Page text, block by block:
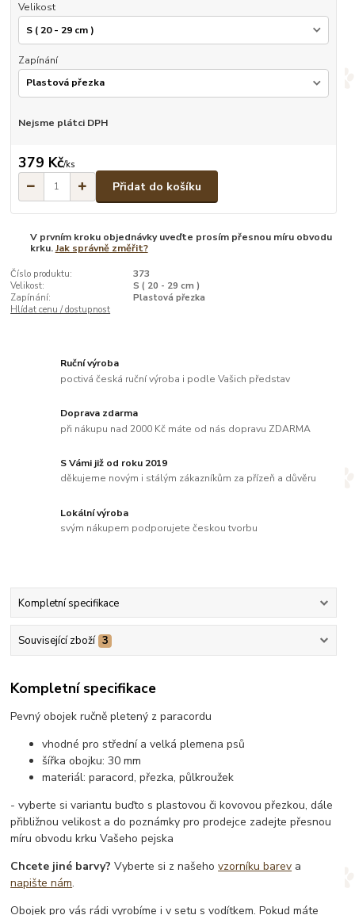
Velikost
Zapínání
Nejsme plátci DPH
379 Kč/ks
Přidat do košíku
V prvním kroku objednávky uveďte prosím přesnou míru obvodu
krku.Jak správně změřit?
Číslo produktu:
373
Velikost:
S ( 20 - 29 cm )
Zapínání:
Plastová přezka
Hlídat cenu / dostupnost
Ruční výroba
poctivá česká ruční výroba i podle Vašich představ
Doprava zdarma
při nákupu nad 2000 Kč máte od nás dopravu ZDARMA
S Vámi již od roku 2019
děkujeme novým i stálým zákazníkům za přízeň a důvěru
Lokální výroba
svým nákupem podporujete českou tvorbu
Kompletní specifikace
Související zboží 3
Kompletní specifikace
Pevný obojek ručně pletený z paracordu
vhodné pro střední a velká plemena psů
šířka obojku: 30 mm
materiál: paracord, přezka, půlkroužek
- vyberte si variantu buďto s plastovou či kovovou přezkou, dále
přibližnou velikost a do poznámky pro prodejce zadejte přesnou
míru obvodu krku Vašeho pejska
Chcete jiné barvy? Vyberte si z našehovzorníku barev a
napište nám.
Obojek pro vás rádi vyrobíme i v setu s vodítkem. Pokud máte